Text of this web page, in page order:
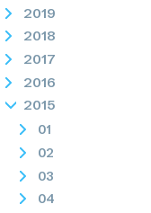
2019
2018
2017
2016
2015
01
02
03
04